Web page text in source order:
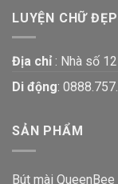
LUYỆN CHỮ
Địa chỉ : Nhà số
Di động:
SẢN PHẨM
Bút mài QueenBee